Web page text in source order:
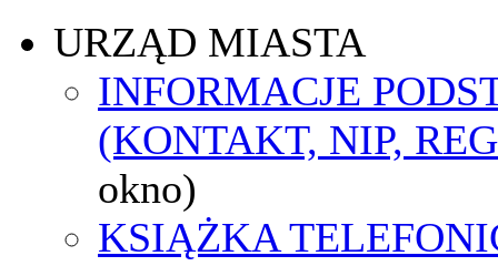
URZĄD MIASTA
INFORMACJE
(KONTAKT, NIP,
okno)
KSIĄŻKA